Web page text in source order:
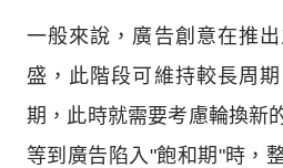
一般來說，廣告創意在推
盛，此階段可維持較長周
期，此時就需要考慮輪換新
等到廣告陷入"飽和期"時，